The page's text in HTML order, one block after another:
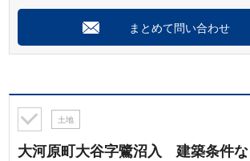
まとめて問い合わせ
土地
大河原町大谷字鷺沼入 建築条件な